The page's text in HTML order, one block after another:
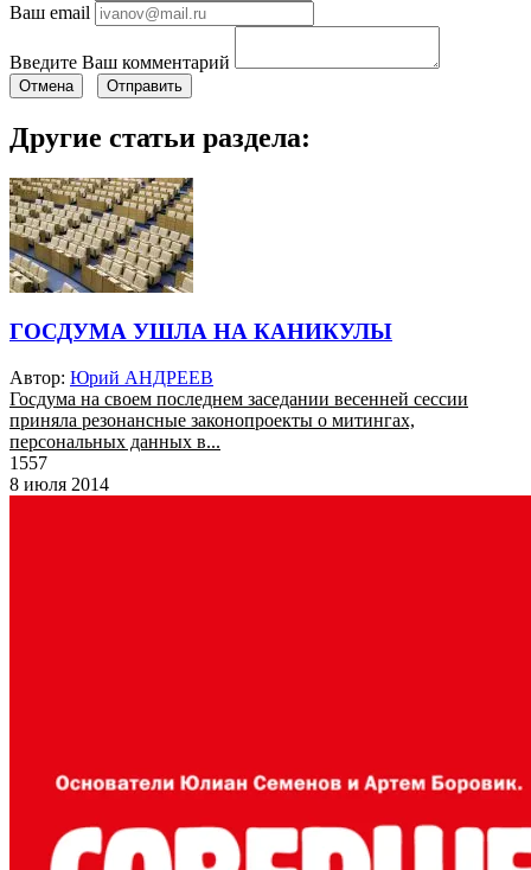
Ваш email
Введите Ваш комментарий
Отмена Отправить
Другие статьи раздела:
ГОСДУМА УШЛА НА КАНИКУЛЫ
Автор: Юрий АНДРЕЕВ
Госдума на своем последнем заседании весенней сессии
приняла резонансные законопроекты о митингах,
персональных данных в...
1557
8 июля 2014